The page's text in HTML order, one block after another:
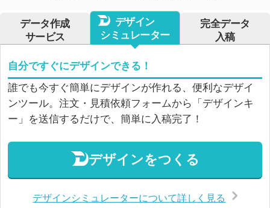
データ作成
サービス
デザイン
シミュレーター
完全データ
入稿
自分ですぐにデザインできる！
誰でも今すぐ簡単にデザインが作れる、便利なデザイ
ンツール。注文・見積依頼フォームから「デザインキ
ー」を送信するだけで、簡単に入稿完了！
デザインをつくる
デザインシミュレーターについて詳しく見る